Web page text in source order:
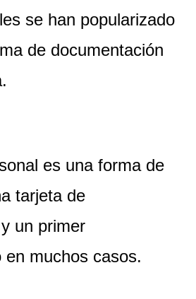
se han popularizado
de documentación
es una forma de
tarjeta de
un primer
en muchos casos.